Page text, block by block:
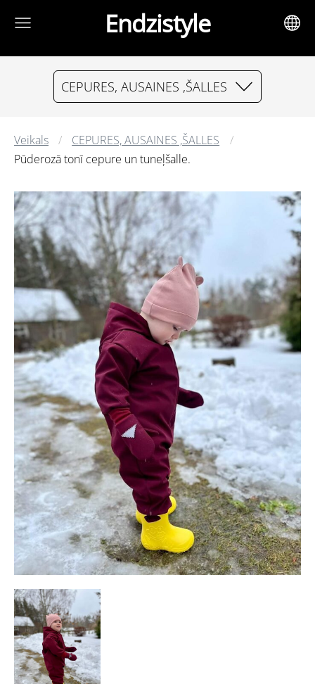
Endzistyle
CEPURES, AUSAINES ,ŠALLES
Veikals
CEPURES, AUSAINES ,ŠALLES
Pūderozā tonī cepure un tuneļšalle.